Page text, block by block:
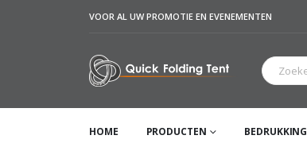
VOOR AL UW PROMOTIE EN EVENEMENTEN
HOME PRODUCTEN BEDRUKKING